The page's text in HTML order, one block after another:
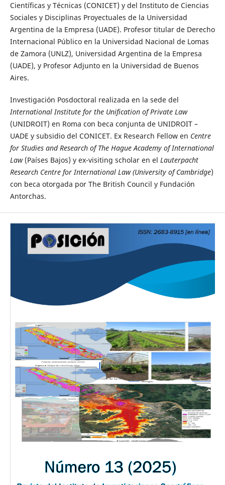
Científicas y Técnicas (CONICET) y del Instituto de Ciencias
Sociales y Disciplinas Proyectuales de la Universidad
Argentina de la Empresa (UADE). Profesor titular de Derecho
Internacional Público en la Universidad Nacional de Lomas
de Zamora (UNLZ), Universidad Argentina de la Empresa
(UADE), y Profesor Adjunto en la Universidad de Buenos
Aires.
Investigación Posdoctoral realizada en la sede del
International Institute for the Unification of Private Law
(UNIDROIT) en Roma con beca conjunta de UNIDROIT –
UADE y subsidio del CONICET. Ex Research Fellow en Centre
for Studies and Research of The Hague Academy of International
Law(Países Bajos) y ex-visiting scholar en el Lauterpacht
Research Centre for International Law (University of Cambridge)
con beca otorgada por The British Council y Fundación
Antorchas.